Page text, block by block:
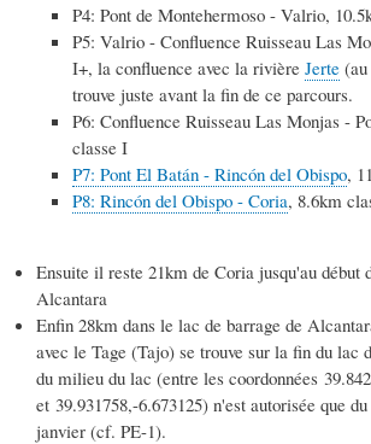
P4: Pont de Montehermoso - Valrio,
P5: Valrio - Confluence Ruisseau Las
I+, la confluence avec la rivière Jerte
trouve juste avant la fin de ce parcours.
P6: Confluence Ruisseau Las Monjas -
classe I
P7: Pont El Batán - Rincón del Obispo,
P8: Rincón del Obispo - Coria, 8.6km
Ensuite il reste 21km de Coria jusqu'au début
Alcantara
Enfin 28km dans le lac de barrage de
avec le Tage (Tajo) se trouve sur la fin du lac
du milieu du lac (entre les coordonnées
et 39.931758,-6.673125) n'est autorisée que
janvier (cf. PE-1).